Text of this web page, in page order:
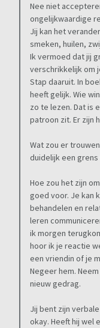
Nee niet
ongelijkwaardige
Jij kan het
smeken, huilen,
Ik vermoed dat jij
verschrikkelijk om
Stap daaruit. In
heeft gelijk. Wie
zo te lezen. Dat is
patroon zit. Er zijn
Wat zou er
duidelijk een
Hoe zou het zijn
goed voor. Je kan
behandelen en
leren
ik morgen
hoor ik je reactie
een vriendin of je
Negeer hem.
nieuw gedrag.
Jij bent zijn
okay. Heeft hij wel